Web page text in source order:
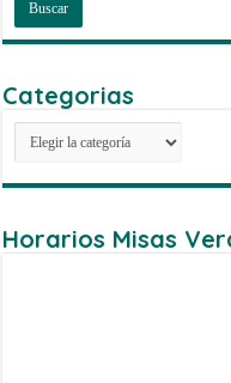
Categorias
Categorias
Horarios Misas